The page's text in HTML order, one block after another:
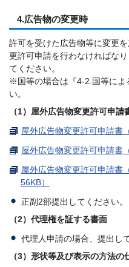
4.広告物の変更時
許可を受けた広告物等に変更
更許可申請を行わなければな
てください。
※国等の場合は『4-2.国等によ
い。
（1）屋外広告物変更許可申請
屋外広告物変更許可申請書
屋外広告物変更許可申請書
屋外広告物変更許可申請書
56KB）
正副2部提出してください。
（2）代理権を証する書面
代理人申請の場合、提出し
（3）形状等及び表示の方法の